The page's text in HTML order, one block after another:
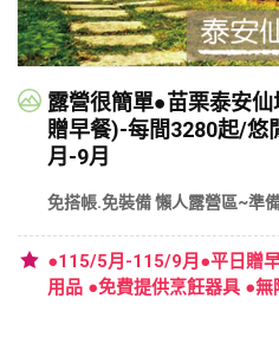
露營很簡單●苗栗泰安
贈早餐)-每間3280起/悠
月-9月
免搭帳.免裝備 懶人露營區~準
●115/5月-115/9月●平日贈
用品 ●免費提供烹飪器具 ●